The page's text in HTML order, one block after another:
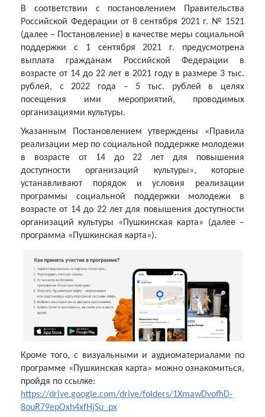
В соответствии с постановлением Правительства
Российской Федерации от 8 сентября 2021 г. № 1521
(далее – Постановление) в качестве меры социальной
поддержки с 1 сентября 2021 г. предусмотрена
выплата гражданам Российской Федерации в
возрасте от 14 до 22 лет в 2021 году в размере 3 тыс.
рублей, с 2022 года – 5 тыс. рублей в целях
посещения ими мероприятий, проводимых
организациями культуры.
Указанным Постановлением утверждены «Правила
реализации мер по социальной поддержке молодежи
в возрасте от 14 до 22 лет для повышения
доступности организаций культуры», которые
устанавливают порядок и условия реализации
программы социальной поддержки молодежи в
возрасте от 14 до 22 лет для повышения доступности
организаций культуры «Пушкинская карта» (далее –
программа «Пушкинская карта»).
Кроме того, с визуальными и аудиоматериалами по
программе «Пушкинская карта» можно ознакомиться,
пройдя по ссылке:
https://drive.google.com/drive/folders/1XmawDvofhD-
8ouR79epOxh4xfHjSu_px